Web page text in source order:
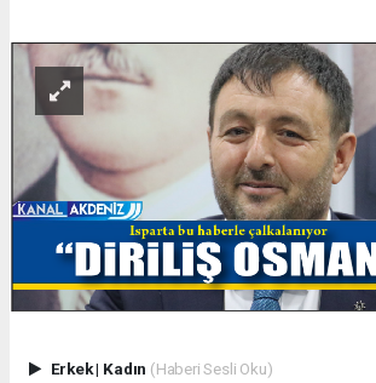
Erkek| Kadın (Haberi Sesli Oku)